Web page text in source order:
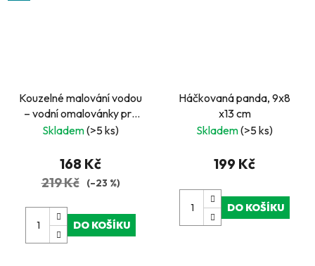
Kouzelné malování vodou
– vodní omalovánky pro
děti 8 obrázků, štětec
Skladem(>5 ks)
168 Kč
219 Kč (–23 %)
DO KOŠÍKU
Háčkovaná panda, 9x8
x13 cm
Skladem(>5 ks)
199 Kč
DO KOŠÍKU